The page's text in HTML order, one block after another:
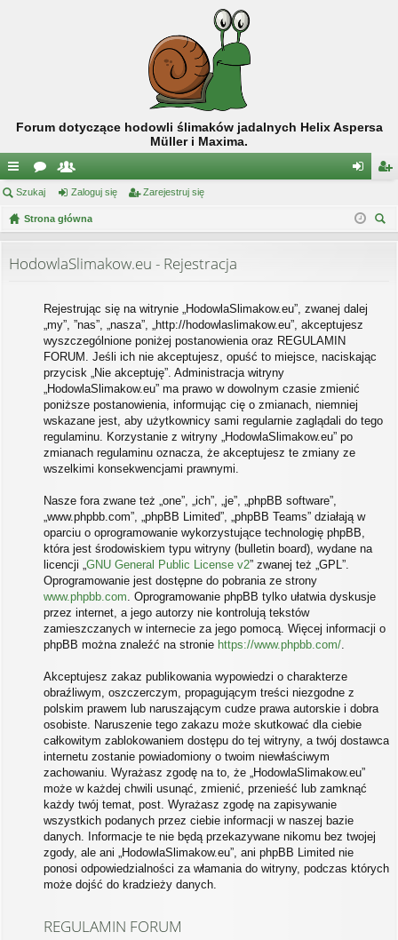
Forum dotyczące hodowli ślimaków jadalnych Helix Aspersa
Müller i Maxima.
ię
ce
…
or
a
ży
tk
w
cy
og ej
Szukaj Zaloguj się Zarejestruj się
Strona główna
HodowlaSlimakow.eu - Rejestracja
Rejestrując się na witrynie „HodowlaSlimakow.eu”, zwanej dalej
„my”, ”nas”, „nasza”, „http://hodowlaslimakow.eu”, akceptujesz
wyszczególnione poniżej postanowienia oraz REGULAMIN
FORUM. Jeśli ich nie akceptujesz, opuść to miejsce, naciskając
przycisk „Nie akceptuję”. Administracja witryny
„HodowlaSlimakow.eu” ma prawo w dowolnym czasie zmienić
poniższe postanowienia, informując cię o zmianach, niemniej
wskazane jest, aby użytkownicy sami regularnie zaglądali do tego
regulaminu. Korzystanie z witryny „HodowlaSlimakow.eu” po
zmianach regulaminu oznacza, że akceptujesz te zmiany ze
wszelkimi konsekwencjami prawnymi.
Nasze fora zwane też „one”, „ich”, „je”, „phpBB software”,
„www.phpbb.com”, „phpBB Limited”, „phpBB Teams” działają w
oparciu o oprogramowanie wykorzystujące technologię phpBB,
która jest środowiskiem typu witryny (bulletin board), wydane na
licencji „ GNU General Public License v2” zwanej też „GPL”.
Oprogramowanie jest dostępne do pobrania ze strony
www.phpbb.com . Oprogramowanie phpBB tylko ułatwia dyskusje
przez internet, a jego autorzy nie kontrolują tekstów
zamieszczanych w internecie za jego pomocą. Więcej informacji o
phpBB można znaleźć na stronie https://www.phpbb.com/
Akceptujesz zakaz publikowania wypowiedzi o charakterze
obraźliwym, oszczerczym, propagującym treści niezgodne z
polskim prawem lub naruszającym cudze prawa autorskie i dobra
osobiste. Naruszenie tego zakazu może skutkować dla ciebie
całkowitym zablokowaniem dostępu do tej witryny, a twój dostawca
internetu zostanie powiadomiony o twoim niewłaściwym
zachowaniu. Wyrażasz zgodę na to, że „HodowlaSlimakow.eu”
może w każdej chwili usunąć, zmienić, przenieść lub zamknąć
każdy twój temat, post. Wyrażasz zgodę na zapisywanie
wszystkich podanych przez ciebie informacji w naszej bazie
danych. Informacje te nie będą przekazywane nikomu bez twojej
zgody, ale ani „HodowlaSlimakow.eu”, ani phpBB Limited nie
ponosi odpowiedzialności za włamania do witryny, podczas których
może dojść do kradzieży danych.
REGULAMIN FORUM